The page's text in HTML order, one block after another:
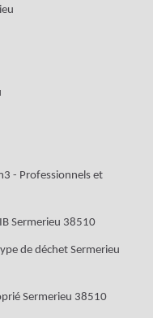
- Professionnels et
Sermerieu 38510
de déchet Sermerieu
Sermerieu 38510